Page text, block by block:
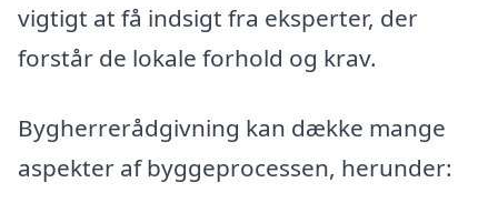
vigtigt at få indsigt fra eksperter, der
forstår de lokale forhold og krav.
Bygherrerådgivning kan dække mange
aspekter af byggeprocessen, herunder: